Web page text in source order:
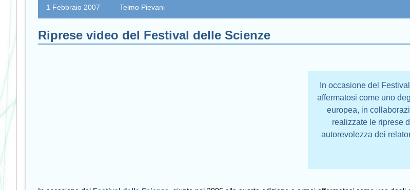
1 Febbraio 2007 Telmo Pievani
Riprese video del Festival delle Scienze
In occasione del
affermatosi come uno
europea, in
realizzate le riprese
autorevolezza dei